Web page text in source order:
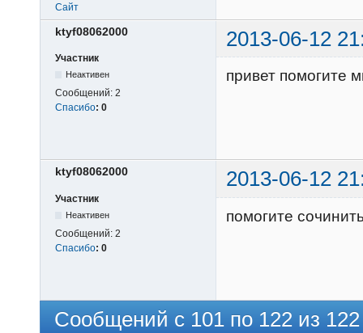
Сайт
ktyf08062000 2013-06-12
Участник
Неактивен
Сообщений: 2
Спасибо: 0
привет помогите
ktyf08062000 2013-06-12
Участник
Неактивен
Сообщений: 2
Спасибо: 0
помогите
Сообщений с 101 по 122 из 122